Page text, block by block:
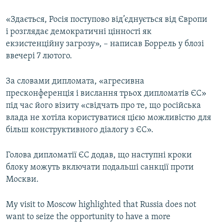
«Здається, Росія поступово від’єднується від Європи
і розглядає демократичні цінності як
екзистенційну загрозу», – написав Боррель у блозі
ввечері 7 лютого.
За словами дипломата, «агресивна
пресконференція і вислання трьох дипломатів ЄС»
під час його візиту «свідчать про те, що російська
влада не хотіла користуватися цією можливістю для
більш конструктивного діалогу з ЄС».
Голова дипломатії ЄС додав, що наступні кроки
блоку можуть включати подальші санкції проти
Москви.
My visit to Moscow highlighted that Russia does not
want to seize the opportunity to have a more